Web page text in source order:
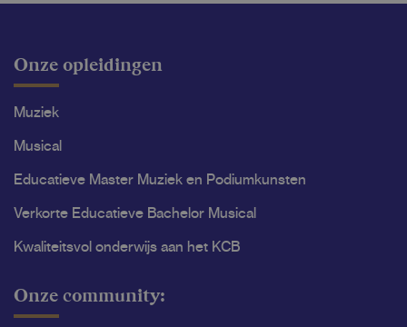
Onze opleidingen
Muziek
Musical
Educatieve Master Muziek en Podiumkunsten
Verkorte Educatieve Bachelor Musical
Kwaliteitsvol onderwijs aan het KCB
Onze community: